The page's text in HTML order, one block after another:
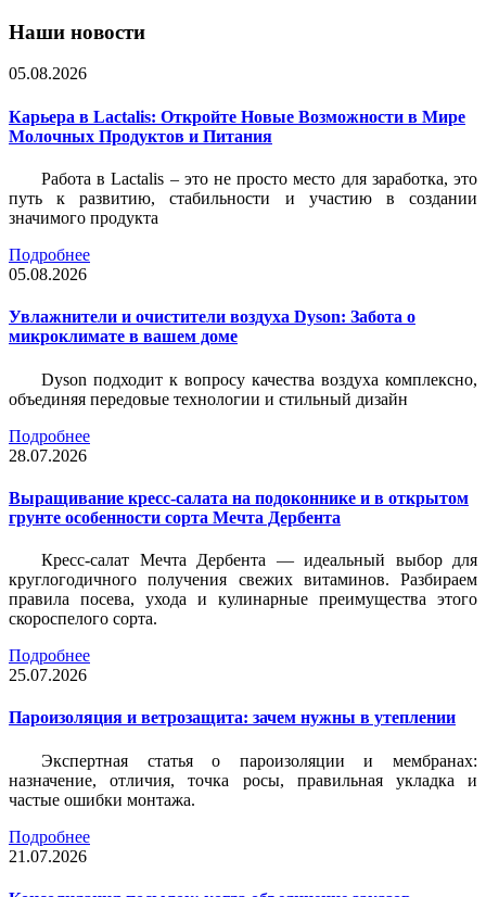
Наши новости
05.08.2026
Карьера в Lactalis: Откройте Новые Возможности в Мире
Молочных Продуктов и Питания
Работа в Lactalis – это не просто место для заработка, это
путь к развитию, стабильности и участию в создании
значимого продукта
Подробнее
05.08.2026
Увлажнители и очистители воздуха Dyson: Забота о
микроклимате в вашем доме
Dyson подходит к вопросу качества воздуха комплексно,
объединяя передовые технологии и стильный дизайн
Подробнее
28.07.2026
Выращивание кресс-салата на подоконнике и в открытом
грунте особенности сорта Мечта Дербента
Кресс-салат Мечта Дербента — идеальный выбор для
круглогодичного получения свежих витаминов. Разбираем
правила посева, ухода и кулинарные преимущества этого
скороспелого сорта.
Подробнее
25.07.2026
Пароизоляция и ветрозащита: зачем нужны в утеплении
Экспертная статья о пароизоляции и мембранах:
назначение, отличия, точка росы, правильная укладка и
частые ошибки монтажа.
Подробнее
21.07.2026